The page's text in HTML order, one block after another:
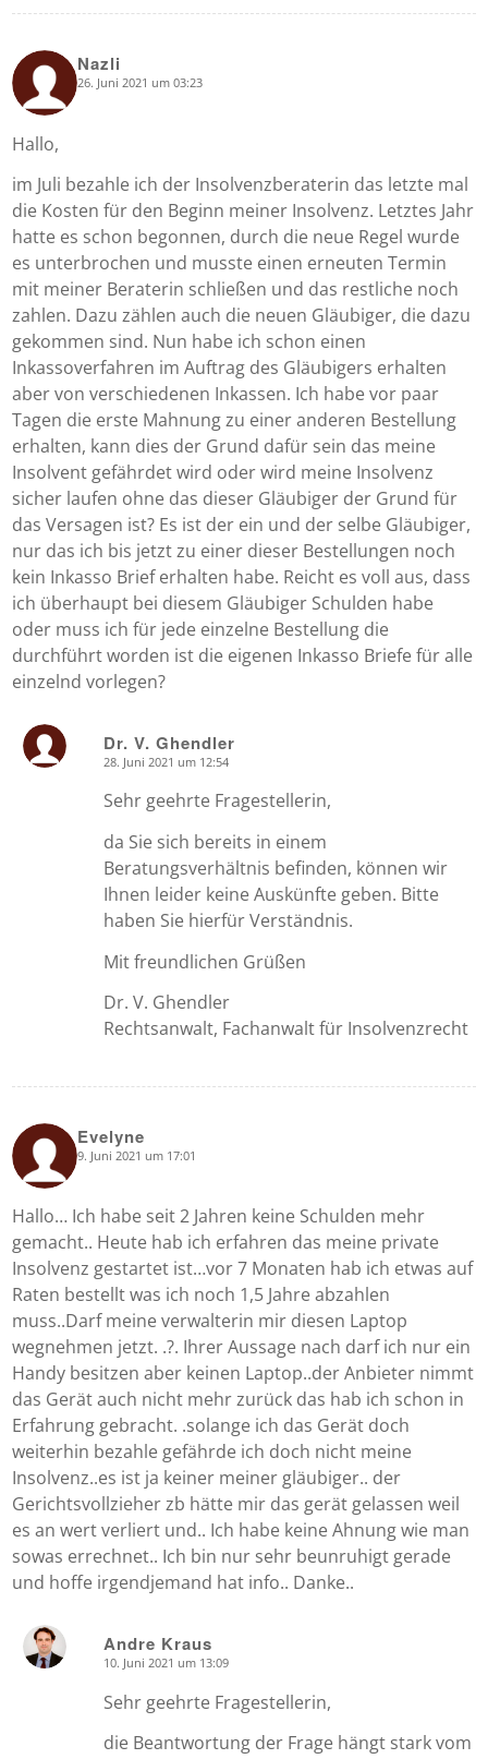
Nazli
says: 26. Juni 2021 um 03:23
Hallo,
im Juli bezahle ich der Insolvenzberaterin das letzte mal
die Kosten für den Beginn meiner Insolvenz. Letztes Jahr
hatte es schon begonnen, durch die neue Regel wurde
es unterbrochen und musste einen erneuten Termin
mit meiner Beraterin schließen und das restliche noch
zahlen. Dazu zählen auch die neuen Gläubiger, die dazu
gekommen sind. Nun habe ich schon einen
Inkassoverfahren im Auftrag des Gläubigers erhalten
aber von verschiedenen Inkassen. Ich habe vor paar
Tagen die erste Mahnung zu einer anderen Bestellung
erhalten, kann dies der Grund dafür sein das meine
Insolvent gefährdet wird oder wird meine Insolvenz
sicher laufen ohne das dieser Gläubiger der Grund für
das Versagen ist? Es ist der ein und der selbe Gläubiger,
nur das ich bis jetzt zu einer dieser Bestellungen noch
kein Inkasso Brief erhalten habe. Reicht es voll aus, dass
ich überhaupt bei diesem Gläubiger Schulden habe
oder muss ich für jede einzelne Bestellung die
durchführt worden ist die eigenen Inkasso Briefe für alle
einzelnd vorlegen?
Dr. V. Ghendler
28. Juni 2021 um 12:54
Sehr geehrte Fragestellerin,
da Sie sich bereits in einem
Beratungsverhältnis befinden, können wir
Ihnen leider keine Auskünfte geben. Bitte
haben Sie hierfür Verständnis.
Mit freundlichen Grüßen
Dr. V. Ghendler
Rechtsanwalt, Fachanwalt für Insolvenzrecht
Evelyne
says: 9. Juni 2021 um 17:01
Hallo… Ich habe seit 2 Jahren keine Schulden mehr
gemacht.. Heute hab ich erfahren das meine private
Insolvenz gestartet ist…vor 7 Monaten hab ich etwas auf
Raten bestellt was ich noch 1,5 Jahre abzahlen
muss..Darf meine verwalterin mir diesen Laptop
wegnehmen jetzt. .?. Ihrer Aussage nach darf ich nur ein
Handy besitzen aber keinen Laptop..der Anbieter nimmt
das Gerät auch nicht mehr zurück das hab ich schon in
Erfahrung gebracht. .solange ich das Gerät doch
weiterhin bezahle gefährde ich doch nicht meine
Insolvenz..es ist ja keiner meiner gläubiger.. der
Gerichtsvollzieher zb hätte mir das gerät gelassen weil
es an wert verliert und.. Ich habe keine Ahnung wie man
sowas errechnet.. Ich bin nur sehr beunruhigt gerade
und hoffe irgendjemand hat info.. Danke..
Andre Kraus
10. Juni 2021 um 13:09
Sehr geehrte Fragestellerin,
die Beantwortung der Frage hängt stark vom